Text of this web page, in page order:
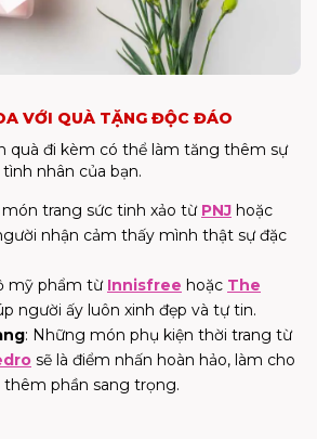
VỚI QUÀ TẶNG ĐỘC ĐÁO
quà đi kèm có thể làm tăng thêm sự
nhân của bạn.
trang sức tinh xảo từ PNJ hoặc
nhận cảm thấy mình thật sự đặc
mỹ phẩm từ Innisfree hoặc The
người ấy luôn xinh đẹp và tự tin.
: Những món phụ kiện thời trang từ
sẽ là điểm nhấn hoàn hảo, làm cho
phần sang trọng.